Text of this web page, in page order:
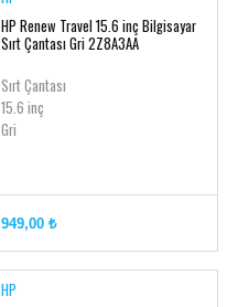
HP Renew Travel 15.6 inç Bilgisayar
Sırt Çantası Gri 2Z8A3AA
Sırt Çantası
15.6 inç
Gri
949,00 ₺
HP